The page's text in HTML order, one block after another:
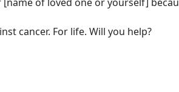
cancer. For life. Will you help?